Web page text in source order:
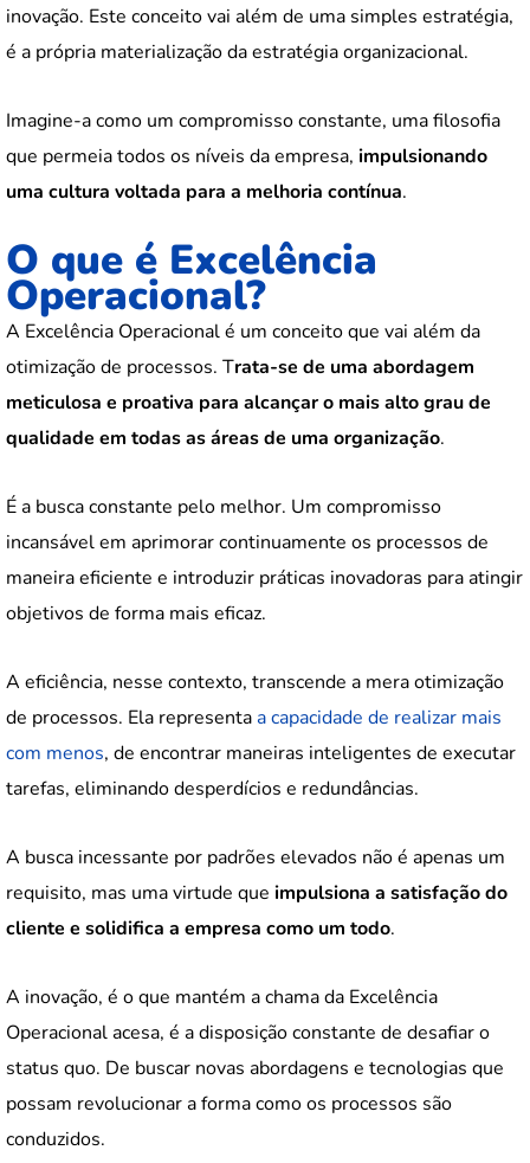
inovação. Este conceito vai além de uma simples estratégia,
é a própria materialização da estratégia organizacional.
Imagine-a como um compromisso constante, uma filosofia
que permeia todos os níveis da empresa, impulsionando
uma cultura voltada para a melhoria contínua.
O que é Excelência
Operacional?
A Excelência Operacional é um conceito que vai além da
otimização de processos. Trata-se de uma abordagem
meticulosa e proativa para alcançar o mais alto grau de
qualidade em todas as áreas de uma organização.
É a busca constante pelo melhor. Um compromisso
incansável em aprimorar continuamente os processos de
maneira eficiente e introduzir práticas inovadoras para atingir
objetivos de forma mais eficaz.
A eficiência, nesse contexto, transcende a mera otimização
de processos. Ela representaa capacidade de realizar mais
com menos, de encontrar maneiras inteligentes de executar
tarefas, eliminando desperdícios e redundâncias.
A busca incessante por padrões elevados não é apenas um
requisito, mas uma virtude que impulsiona a satisfação do
cliente e solidifica a empresa como um todo.
A inovação, é o que mantém a chama da Excelência
Operacional acesa, é a disposição constante de desafiar o
status quo. De buscar novas abordagens e tecnologias que
possam revolucionar a forma como os processos são
conduzidos.